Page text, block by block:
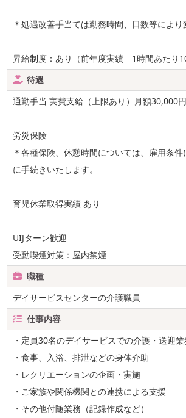
＊処遇改善手当ては勤務時間、日数等により
昇給制度：あり（前年度実績 1時間あたり
待遇
通勤手当 実費支給（上限あり）月額30,000円
労災保険
＊各種保険、休憩時間については、雇用条
に手続きいたします。
育児休業取得実績 あり
UIJターン歓迎
受動喫煙対策：屋内禁煙
職種
デイサービスセンターの介護職員
仕事内容
・定員30名のデイサービスでの介護・送迎業
・食事、入浴、排泄などの身体介助
・レクリエーションの企画・実施
・ご家族や関係機関との連携による支援
・その他付随業務（記録作成など）